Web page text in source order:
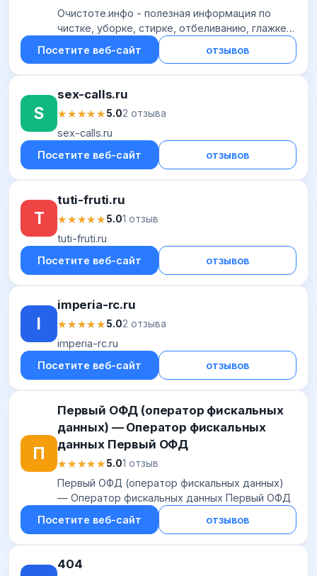
Очистоте.инфо - полезная информация по
чистке, уборке, стирке, отбеливанию, глажке,
борьбе с вредителями
Посетите веб-сайт отзывов
S
sex-calls.ru
★★★★★
★★★★★5.02 отзыва
sex-calls.ru
Посетите веб-сайт
отзывов
T
tuti-fruti.ru
★★★★★
★★★★★5.01 отзыв
tuti-fruti.ru
Посетите веб-сайт
отзывов
I
imperia-rc.ru
★★★★★
★★★★★5.02 отзыва
imperia-rc.ru
Посетите веб-сайт
отзывов
П
Первый ОФД (оператор фискальных
данных) — Оператор фискальных
данных Первый ОФД
★★★★★
★★★★★5.01 отзыв
Первый ОФД (оператор фискальных данных)
— Оператор фискальных данных Первый ОФД
Посетите веб-сайт
отзывов
404